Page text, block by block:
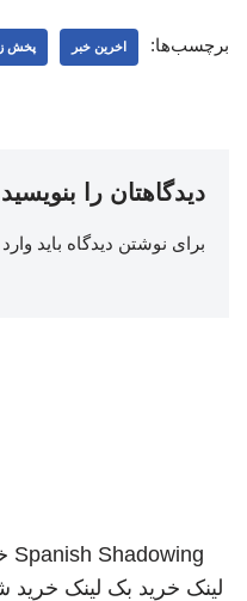
برچسب‌ها: اخرین خبر پخش
دیدگاهتان را بنویسید
برای نوشتن دیدگاه باید
Spanish Shadowing
لینک خرید بک لینک خرید